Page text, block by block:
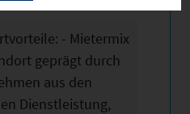
- Mietermix
geprägt durch
aus den
Dienstleistung,